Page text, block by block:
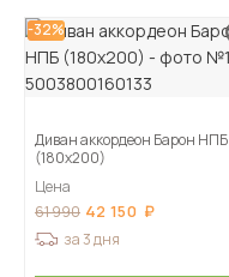
-32%
Диван аккордеон Барон НПБ
(180х200)
Цена
61 990 42 150
за 3 дня